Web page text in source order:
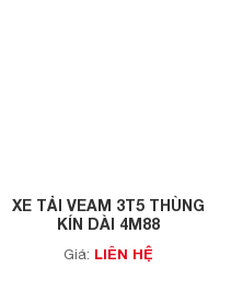
XE TẢI VEAM 3T5 THÙNG
KÍN DÀI 4M88
Giá: LIÊN HỆ